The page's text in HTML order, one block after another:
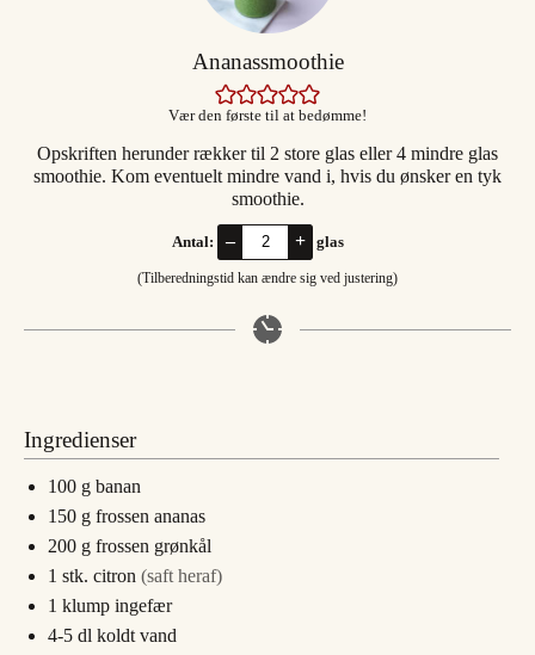
Ananassmoothie
Vær den første til at bedømme!
Opskriften herunder rækker til 2 store glas eller 4 mindre glas
smoothie. Kom eventuelt mindre vand i, hvis du ønsker en tyk
smoothie.
Antal: – + glas
(Tilberedningstid kan ændre sig ved justering)
Ingredienser
100 g banan
150 g frossen ananas
200 g frossen grønkål
1 stk. citron (saft heraf)
1 klump ingefær
4-5 dl koldt vand